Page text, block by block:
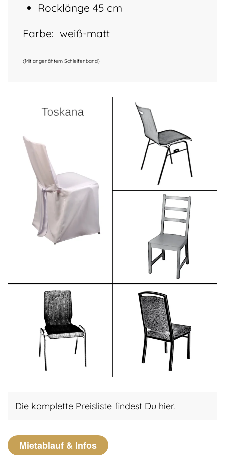
Rocklänge 45 cm
Farbe: weiß-matt
(Mit angenähtem Schleifenband)
Die komplette Preisliste findest Du hier.
Mietablauf & Infos